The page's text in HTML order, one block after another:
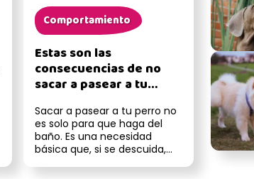
Comportamiento
Estas son las
consecuencias de no
sacar a pasear a tu
Sacar a pasear a tu perro no
es solo para que haga del
baño. Es una necesidad
básica que, si se descuida,